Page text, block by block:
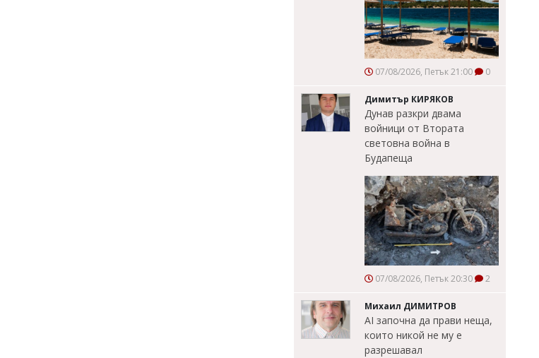
07/08/2026, Петък 21:00 0
Димитър КИРЯКОВ
Дунав разкри двама
войници от Втората
световна война в
Будапеща
07/08/2026, Петък 20:30 2
Михаил ДИМИТРОВ
AI започна да прави неща,
които никой не му е
разрешавал